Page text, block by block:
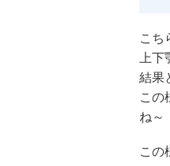
こち
上
結果
この
ね～
この